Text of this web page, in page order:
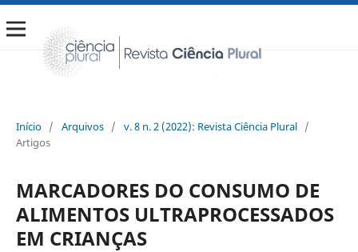
Início / Arquivos / v. 8 n. 2 (2022): Revista Ciência Plural /
Artigos
MARCADORES DO CONSUMO DE
ALIMENTOS ULTRAPROCESSADOS
EM CRIANÇAS